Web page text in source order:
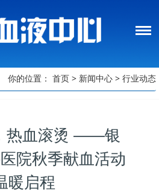
你的位置： 首页 > 新闻中心 > 行业动态
热血滚烫 ——银
院秋季献血活动
暖启程